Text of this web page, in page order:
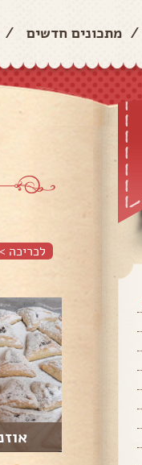
/ מתכונים חדשים /
לכריכה >